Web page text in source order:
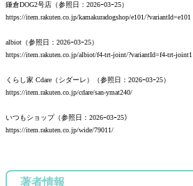
鎌倉DOG2号店（参照日：2026ｰ03ｰ25）
https://item.rakuten.co.jp/kamakuradogshop/e101/?variantId=e101
albiot（参照日：2026ｰ03ｰ25）
https://item.rakuten.co.jp/albiot/f4-trt-joint/?variantId=f4-trt-joint1
くらし家 Cdare（シダーレ）（参照日：2026ｰ03ｰ25）
https://item.rakuten.co.jp/cdare/san-ymat240/
いつもショップ（参照日：2026ｰ03ｰ25）
https://item.rakuten.co.jp/wide/79011/
著者情報